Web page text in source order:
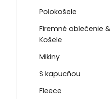
Polokošele
Firemné oblečenie &
Košele
Mikiny
S kapucňou
Fleece